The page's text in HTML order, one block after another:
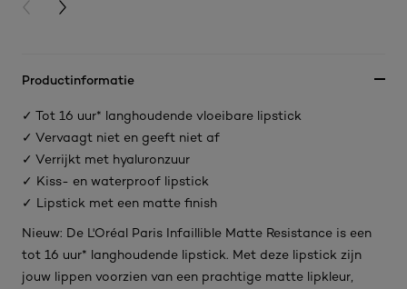
PREVIOUS CARD
NEXT CARD
Productinformatie
✓ Tot 16 uur* langhoudende vloeibare lipstick
✓ Vervaagt niet en geeft niet af
✓ Verrijkt met hyaluronzuur
✓ Kiss- en waterproof lipstick
✓ Lipstick met een matte finish
Nieuw: De L'Oréal Paris Infaillible Matte Resistance is een
tot 16 uur* langhoudende lipstick. Met deze lipstick zijn
jouw lippen voorzien van een prachtige matte lipkleur,